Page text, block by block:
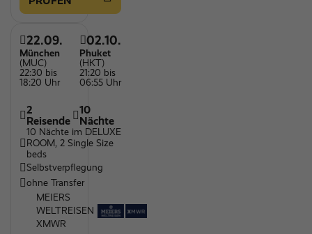
22.09.
München
(MUC)
22:30 bis
18:20 Uhr
02.10.
Phuket
(HKT)
21:20 bis
06:55 Uhr
2
Reisende
10
Nächte
10 Nächte im DELUXE
ROOM, 2 Single Size
beds
Selbstverpflegung
ohne Transfer
MEIERS
WELTREISEN
XMWR